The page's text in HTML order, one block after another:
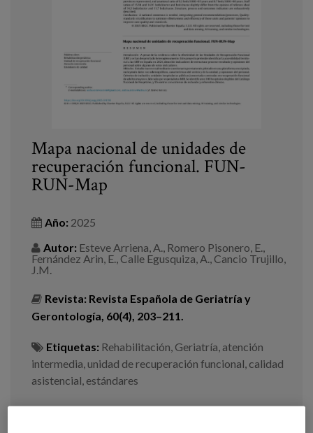
Trabaja con nosotros
Mapa nacional de unidades de
recuperación funcional. FUN-
RUN-Map
Año: 2025
Autor: Esteve Arriena, A., Romero Pisonero, E.,
Fernández Arin, E., Calle Egusquiza, A., Cancio Trujillo,
J.M.
Revista: Revista Española de Geriatría y
Gerontología, 60(4), 203–211.
Etiquetas: Rehabilitación, Geriatría, atención
intermedia,unidad de recuperación funcional, calidad
asistencial, estándares